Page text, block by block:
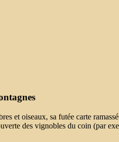
et oiseaux, sa futée carte
des vignobles du coin (par